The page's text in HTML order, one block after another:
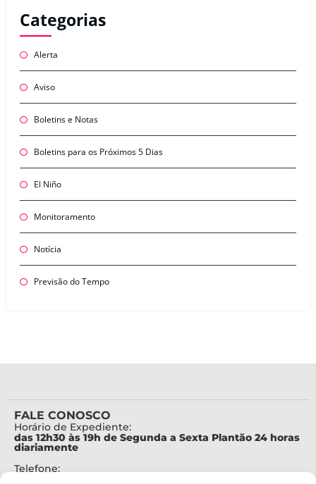
Categorias
Alerta
Aviso
Boletins e Notas
Boletins para os Próximos 5 Dias
El Niño
Monitoramento
Notícia
Previsão do Tempo
FALE CONOSCO
Horário de Expediente:
das 12h30 às 19h de Segunda a Sexta Plantão 24 horas
diariamente
Telefone: